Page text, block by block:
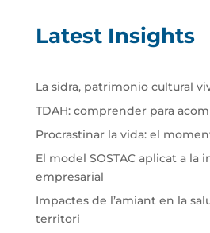
Latest Insights
La sidra, patrimonio cultural
TDAH: comprender para
Procrastinar la vida: el
El model SOSTAC aplicat a la
empresarial
Impactes de l’amiant en la
territori